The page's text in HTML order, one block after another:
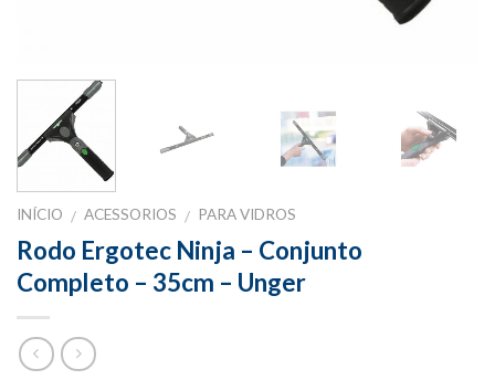
INÍCIO / ACESSORIOS / PARA VIDROS
Rodo Ergotec Ninja – Conjunto
Completo – 35cm – Unger